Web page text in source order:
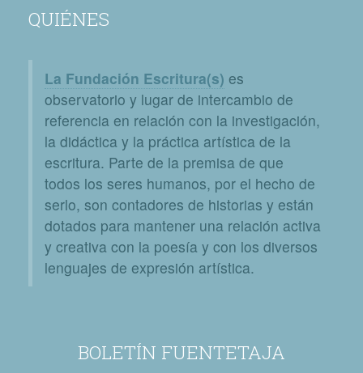
QUIÉNES
La Fundación Escritura(s) es
observatorio y lugar de intercambio de
referencia en relación con la investigación,
la didáctica y la práctica artística de la
escritura. Parte de la premisa de que
todos los seres humanos, por el hecho de
serlo, son contadores de historias y están
dotados para mantener una relación activa
y creativa con la poesía y con los diversos
lenguajes de expresión artística.
BOLETÍN FUENTETAJA